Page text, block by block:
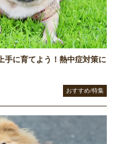
手に育てよう！熱中症対策に
おすすめ/特集